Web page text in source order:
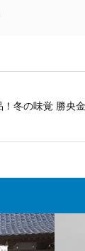
！冬の味覚 勝央